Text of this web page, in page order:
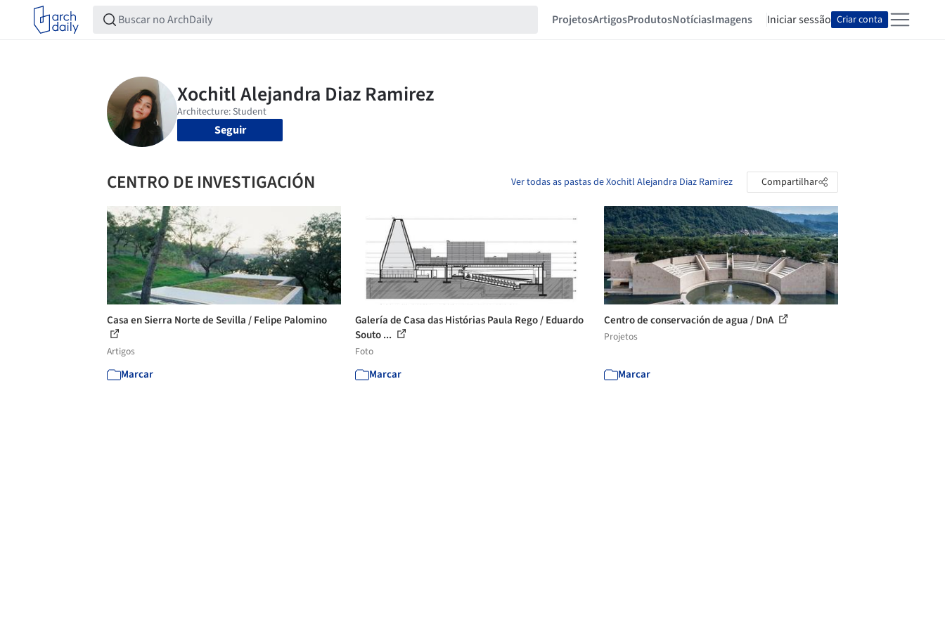
ProjetosArtigosProdutosNotíciasImagens Iniciar sessão Criar conta
Seguir
CENTRO DE INVESTIGACIÓN Ver todas as pastas de Xochitl Alejandra Diaz Ramirez Compartilhar
Casa en Sierra Norte de Sevilla / Felipe Palomino
Artigos
Marcar
Galería de Casa das Histórias Paula Rego / Eduardo
Souto ...
Foto
Marcar
Centro de conservación de agua / DnA
Projetos
Marcar